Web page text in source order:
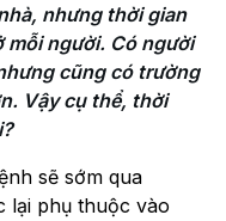
nhưng thời gian
mỗi người. Có người
cũng có trường
Vậy cụ thể, thời
sẽ sớm qua
lại phụ thuộc vào